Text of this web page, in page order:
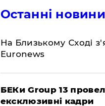
Останні новини
На Близькому Сході
Euronews
БЕКи Group 13
ексклюзивні кадри